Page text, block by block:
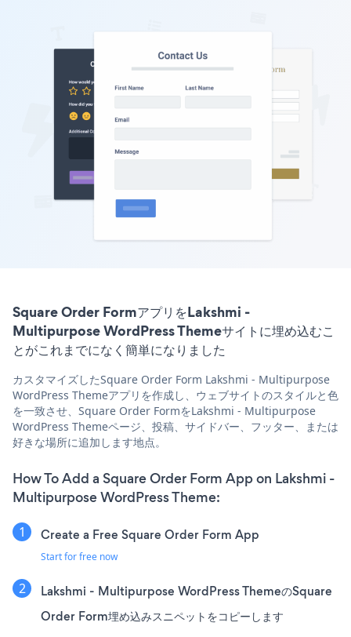
Square Order FormアプリをLakshmi -
Multipurpose WordPress Themeサイトに埋め込むこ
とがこれまでになく簡単になりました
カスタマイズしたSquare Order Form Lakshmi - Multipurpose
WordPress Themeアプリを作成し、ウェブサイトのスタイルと色
を一致させ、Square Order FormをLakshmi - Multipurpose
WordPress Themeページ、投稿、サイドバー、フッター、または
好きな場所に追加します地点。
How To Add a Square Order Form App on Lakshmi -
Multipurpose WordPress Theme:
Create a Free Square Order Form App
Start for free now
Lakshmi - Multipurpose WordPress ThemeのSquare
Order Form埋め込みスニペットをコピーします